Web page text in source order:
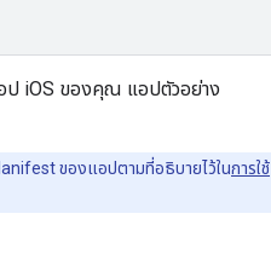
ป iOS ของคุณ แอปตัวอย่าง
ของแอปตามที่อธิบายไว้ในการใช้